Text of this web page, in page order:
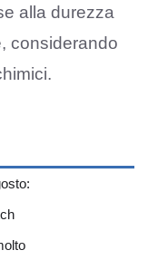
alla durezza
considerando